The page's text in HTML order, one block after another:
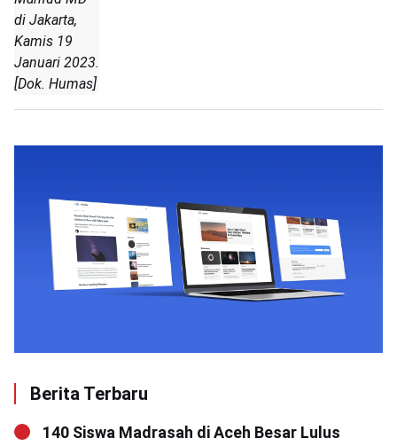
di Jakarta,
Kamis 19
Januari 2023.
[Dok. Humas]
Berita Terbaru
140 Siswa Madrasah di Aceh Besar Lulus